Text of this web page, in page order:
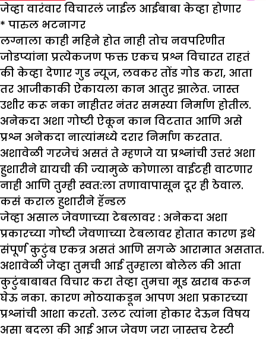
जेव्हा वारंवार विचारलं जाईल आईबाबा केव्हा होणार
* पारुल भटनागर
लग्नाला काही महिने होत नाही तोच नवपरिणीत
जोडप्यांना प्रत्येकजण फक्त एकच प्रश्न विचारत राहतं
की केव्हा देणार गुड न्यूज, लवकर तोंड गोड करा, आता
तर आजीकाकी ऐकायला कान आतुर झालेत. जास्त
उशीर करू नका नाहीतर नंतर समस्या निर्माण होतील.
अनेकदा अशा गोष्टी ऐकून कान विटतात आणि असे
प्रश्न अनेकदा नात्यांमध्ये दरार निर्माण करतात.
अशावेळी गरजेचं असतं ते म्हणजे या प्रश्नांची उत्तरं अशा
हुशारीने द्यायची की ज्यामुळे कोणाला वाईटही वाटणार
नाही आणि तुम्ही स्वत:ला तणावापासून दूर ही ठेवाल.
कसं कराल हुशारीने हॅन्डल
जेव्हा असाल जेवणाच्या टेबलावर : अनेकदा अशा
प्रकारच्या गोष्टी जेवणाच्या टेबलावर होतात कारण इथे
संपूर्ण कुटुंब एकत्र असतं आणि सगळे आरामात असतात.
अशावेळी जेव्हा तुमची आई तुम्हाला बोलेल की आता
कुटुंबाबाबत विचार करा तेव्हा तुमचा मूड खराब करून
घेऊ नका. कारण मोठयाकडून आपण अशा प्रकारच्या
प्रश्नांची आशा करतो. उलट त्यांना होकार देऊन विषय
असा बदला की आई आज जेवण जरा जास्तच टेस्टी